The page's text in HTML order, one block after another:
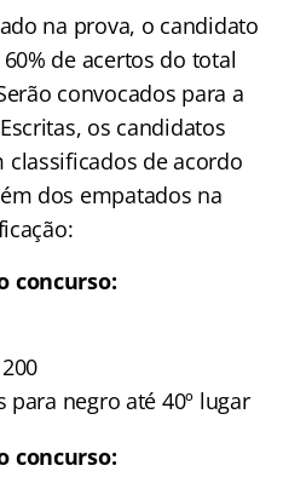
na prova, o candidato
de acertos do total
convocados para a
os candidatos
de acordo
dos empatados na
concurso:
para negro até 40º lugar
concurso: